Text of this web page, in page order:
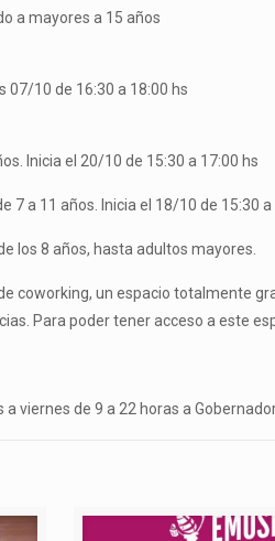
a mayores a 15 años
07/10 de 16:30 a 18:00 hs
Inicia el 20/10 de 15:30 a 17:00 hs
7 a 11 años. Inicia el 18/10 de 15:30
los 8 años, hasta adultos mayores.
coworking, un espacio totalmente
Para poder tener acceso a este
de 9 a 22 horas a